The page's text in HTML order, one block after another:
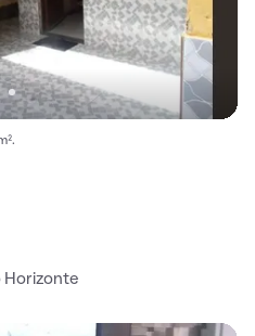
Horizonte